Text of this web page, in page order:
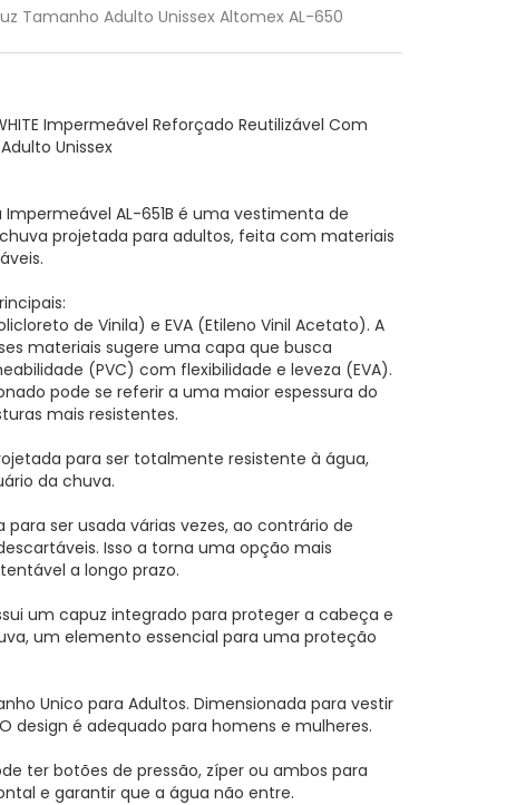
Tamanho Adulto Unissex Altomex AL-650
Impermeável Reforçado Reutilizável Com
Unissex
Impermeável AL-651B é uma vestimenta de
projetada para adultos, feita com materiais
de Vinila) e EVA (Etileno Vinil Acetato). A
materiais sugere uma capa que busca
(PVC) com flexibilidade e leveza (EVA).
pode se referir a uma maior espessura do
mais resistentes.
para ser totalmente resistente à água,
da chuva.
para ser usada várias vezes, ao contrário de
Isso a torna uma opção mais
a longo prazo.
um capuz integrado para proteger a cabeça e
um elemento essencial para uma proteção
Unico para Adultos. Dimensionada para vestir
design é adequado para homens e mulheres.
ter botões de pressão, zíper ou ambos para
e garantir que a água não entre.